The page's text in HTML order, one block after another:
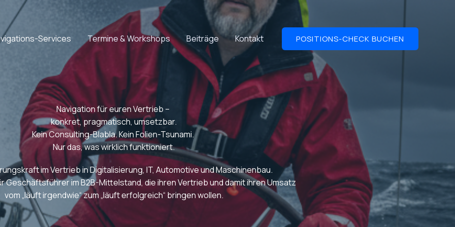
Services Termine & Workshops Beiträge Kontakt POSITIONS-CHECK BUCHEN
Navigation für euren Vertrieb –
konkret, pragmatisch, umsetzbar.
Kein Consulting-Blabla. Kein Folien-Tsunami.
Nur das, was wirklich funktioniert.
im Vertrieb in Digitalisierung, IT, Automotive und Maschinenbau.
Geschäftsführer im B2B-Mittelstand, die ihren Vertrieb und damit ihren Umsatz
vom „läuft irgendwie“ zum „läuft erfolgreich“ bringen wollen.